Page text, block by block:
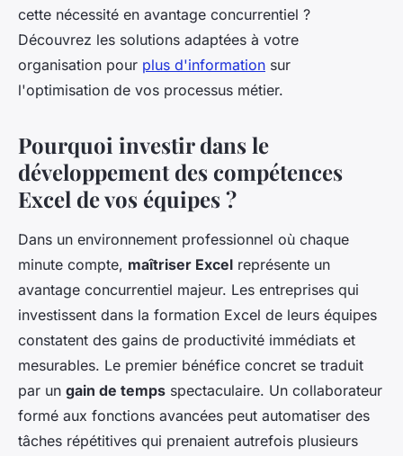
cette nécessité en avantage concurrentiel ?
Découvrez les solutions adaptées à votre
organisation pour plus d'information sur
l'optimisation de vos processus métier.
Pourquoi investir dans le
développement des compétences
Excel de vos équipes ?
Dans un environnement professionnel où chaque
minute compte, maîtriser Excel représente un
avantage concurrentiel majeur. Les entreprises qui
investissent dans la formation Excel de leurs équipes
constatent des gains de productivité immédiats et
mesurables. Le premier bénéfice concret se traduit
par un gain de temps spectaculaire. Un collaborateur
formé aux fonctions avancées peut automatiser des
tâches répétitives qui prenaient autrefois plusieurs